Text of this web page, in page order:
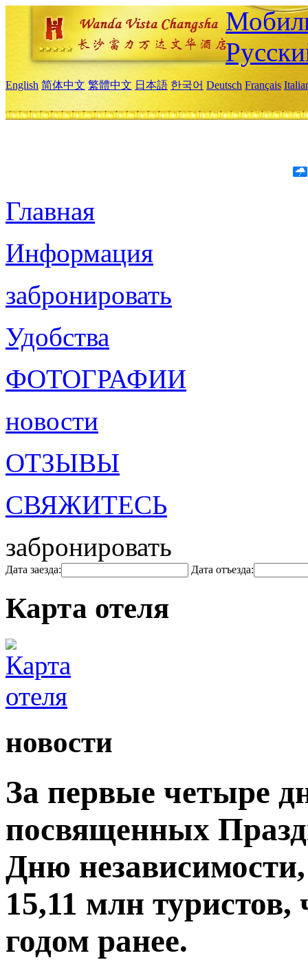
English 简体中文 繁體中文 日本語 한국어 Deutsch Français
Главная
Информация
забронировать
Удобства
ФОТОГРАФИИ
новости
ОТЗЫВЫ
СВЯЖИТЕСЬ
забронировать
Дата заезда: Дата отъезда:
Карта отеля
новости
За первые четыре
посвященных
Дню
15,11 млн
годом ранее.